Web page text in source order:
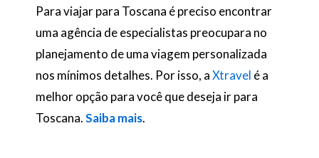
Para viajar para Toscana é preciso encontrar
uma agência de especialistas preocupara no
planejamento de uma viagem personalizada
nos mínimos detalhes. Por isso, aXtravel é a
melhor opção para você que deseja ir para
Toscana.Saiba mais.